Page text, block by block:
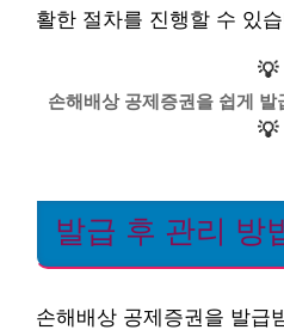
활한 절차를 진행할 수 있
💡
손해배상 공제증권을 쉽게
💡
발급 후 관리 방
손해배상 공제증권을 발급